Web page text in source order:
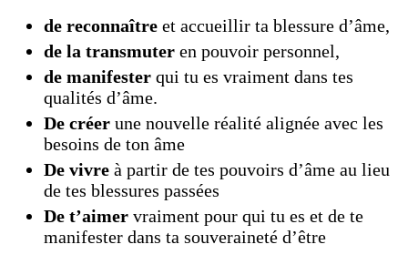
de reconnaître et accueillir ta blessure d’âme,
de la transmuter en pouvoir personnel,
de manifester qui tu es vraiment dans tes
qualités d’âme.
De créer une nouvelle réalité alignée avec les
besoins de ton âme
De vivre à partir de tes pouvoirs d’âme au lieu
de tes blessures passées
De t’aimer vraiment pour qui tu es et de te
manifester dans ta souveraineté d’être